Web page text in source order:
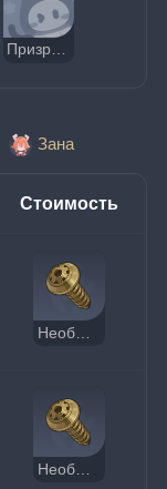
Призрак одинокого парусника
Зана
Стоимость
Необычная запчасть
Необычная запчасть